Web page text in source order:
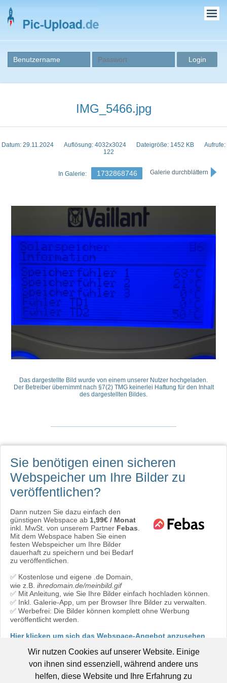
Wir nutzen Cookies auf unserer Website. Einige
von ihnen sind essenziell, während andere uns
helfen, diese Website und Ihre Erfahrung zu
IMG_5466.jpg
Datum: 29.11.2024 Auflösung: 4032x3024 Dateigröße: 1452 KB
Aufrufe:
122
Galerie durchblättern
1732868746
In Galerie:
Das dargestellte Bild wurde von einem unserer Nutzer hochgeladen.
Der Betreiber übernimmt nach §7(2) TMG keinerlei Haftung für den Inhalt
des dargestellten Bildes.
Sie benötigen einen sicheren
Webspeicher um Ihre Bilder zu
veröffentlichen?
Dann nutzen Sie dazu einfach den
günstigen Webspace ab 1,99€ / Monat
inkl. MwSt. von unserem Partner Febas.
Mit dem Webspace haben Sie einen
festen Webspeicher um Ihre Bilder
dauerhaft zu speichern und bei Bedarf
zu veröffentlichen.
✅ Kostenlose und eigene .de Domain,
wie z.B. ihredomain.de/meinbild.gif
✅ Mit Anleitung, wie Sie Ihre Bilder einfach hochladen können.
✅ Inkl. Galerie-App, um per Browser Ihre Bilder zu verwalten.
✅ Werbefrei: Die Bilder können komplett ohne Werbung
veröffentlicht werden.
Hier klicken um sich das Webspace-Angebot anzusehen